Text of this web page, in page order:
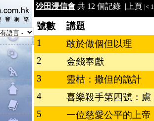
沙田浸信會 共 12 個記錄 | 上頁 |< 1
號數
講題
1
敢於做個但以理
2
金錢奉獻
3
靈枯：撒但的詭計
4
喜樂殺手第四號：慮
5
一位慈愛公平的上帝